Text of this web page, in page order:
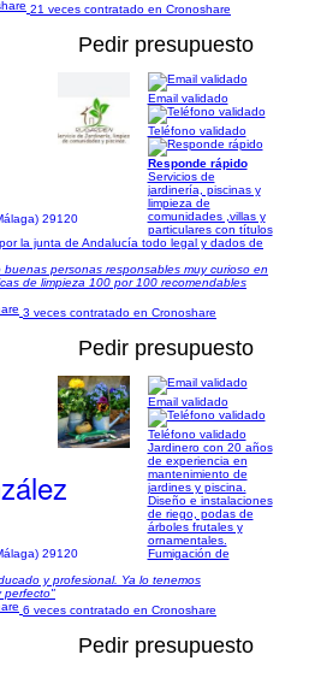
21 veces contratado en Cronoshare
Pedir presupuesto
29120
Email validado
Teléfono validado
Responde rápido
Servicios de
jardinería, piscinas y
limpieza de
comunidades ,villas y
particulares con títulos
la junta de Andalucía todo legal y dados de
personas responsables muy curioso en
de limpieza 100 por 100 recomendables
3 veces contratado en Cronoshare
Pedir presupuesto
29120
Email validado
Teléfono validado
Jardinero con 20 años
de experiencia en
mantenimiento de
jardines y piscina.
Diseño e instalaciones
de riego, podas de
árboles frutales y
ornamentales.
Fumigación de
y profesional. Ya lo tenemos
perfecto"
6 veces contratado en Cronoshare
Pedir presupuesto